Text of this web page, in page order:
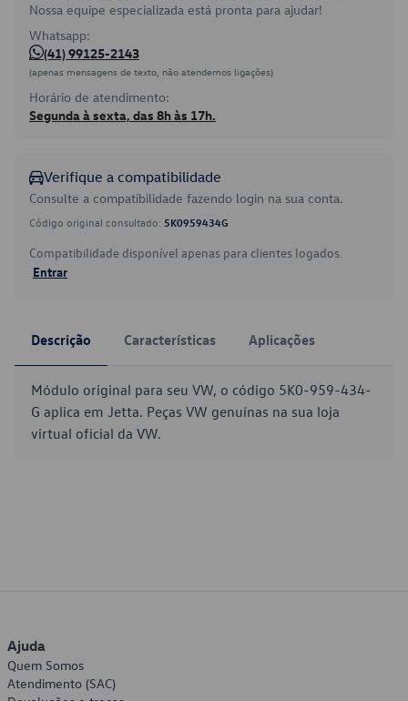
Nossa equipe especializada está pronta para ajudar!
Whatsapp:
(41) 99125-2143
(apenas mensagens de texto, não atendemos ligações)
Horário de atendimento:
Segunda à sexta, das 8h às 17h.
Verifique a compatibilidade
Consulte a compatibilidade fazendo login na sua conta.
Código original consultado: 5K0959434G
Compatibilidade disponível apenas para clientes logados.
Entrar
Descrição Características Aplicações
Módulo original para seu VW, o código 5K0-959-434-
G aplica em Jetta. Peças VW genuínas na sua loja
virtual oficial da VW.
Ajuda
Quem Somos
Atendimento (SAC)